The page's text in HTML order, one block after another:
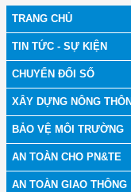
TRANG CHỦ
TIN TỨC - SỰ KIỆN
CHUYỂN ĐỔI SỐ
XÂY DỰNG NÔNG
BẢO VỆ MÔI TRƯỜNG
AN TOÀN CHO PN&TE
AN TOÀN GIAO THÔNG